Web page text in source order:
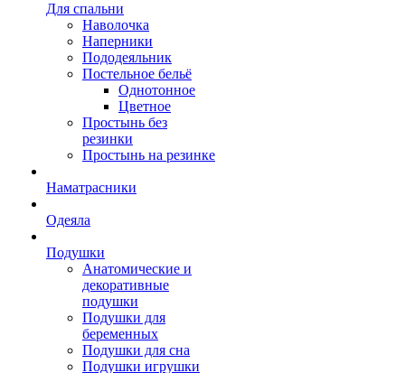
Для спальни
Наволочка
Наперники
Пододеяльник
Постельное бельё
Однотонное
Цветное
Простынь без
резинки
Простынь на резинке
Наматрасники
Одеяла
Подушки
Анатомические и
декоративные
подушки
Подушки для
беременных
Подушки для сна
Подушки игрушки